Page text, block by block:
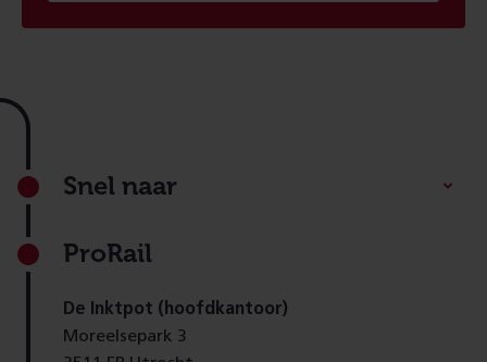
Footer
Snel naar
ProRail
De Inktpot (hoofdkantoor)
Moreelsepark 3